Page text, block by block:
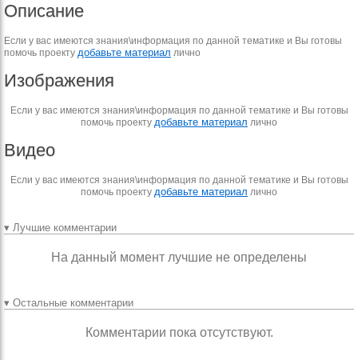
Описание
Если у вас имеются знания\информация по данной тематике и Вы готовы
помочь проекту добавьте материал лично
Изображения
Если у вас имеются знания\информация по данной тематике и Вы готовы
помочь проекту добавьте материал лично
Видео
Если у вас имеются знания\информация по данной тематике и Вы готовы
помочь проекту добавьте материал лично
▾ Лучшие комментарии
На данный момент лучшие не определены
▾ Остальные комментарии
Комментарии пока отсутствуют.